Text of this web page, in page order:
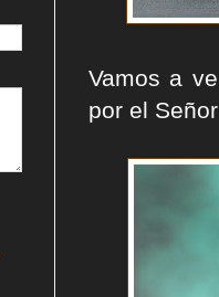
Vamos a
por el